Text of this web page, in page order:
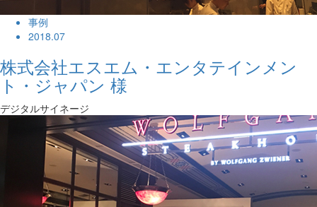
事例
2018.07
株式会社エスエム・エンタテインメン
ト・ジャパン 様
デジタルサイネージ